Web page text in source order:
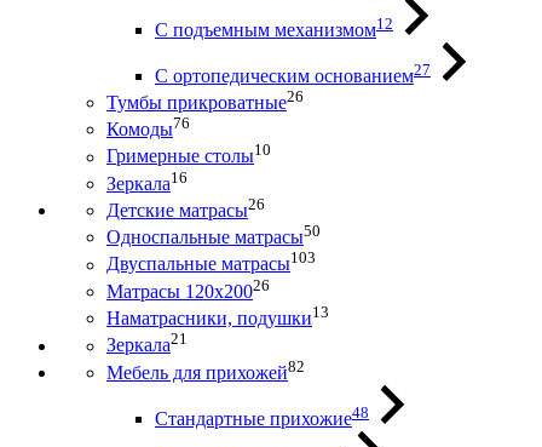
С подъемным механизмом12
С ортопедическим основанием27
Тумбы прикроватные26
Комоды76
Гримерные столы10
Зеркала16
Детские матрасы26
Односпальные матрасы50
Двуспальные матрасы103
Матрасы 120х20026
Наматрасники, подушки13
Зеркала21
Мебель для прихожей82
Стандартные прихожие48